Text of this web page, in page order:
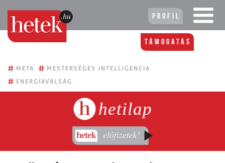
Profil
Támogatás
# META # MESTERSÉGES INTELLIGENCIA
# ENERGIAVÁLSÁG
hetilap